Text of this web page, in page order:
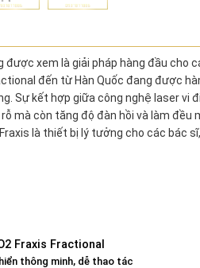
được xem là giải pháp hàng đầu
đến từ Hàn Quốc đang được
Sự kết hợp giữa công nghệ laser vi
mà còn tăng độ đàn hồi và làm
là thiết bị lý tưởng cho các bác
Fraxis Fractional
thông minh, dễ thao tác